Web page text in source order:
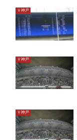
Ｖ神戸
Ｖ神戸
Ｖ神戸